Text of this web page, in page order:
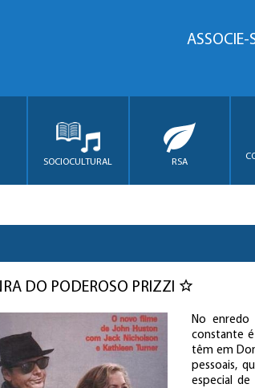
ASSOCIE-
SOCIOCULTURAL RSA
DO PODEROSO PRIZZI
No enredo
constante
têm em
pessoais,
especial